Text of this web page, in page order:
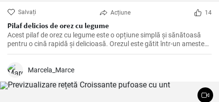
Salvați Acțiune 14
Pilaf delicios de orez cu legume
Acest pilaf de orez cu legume este o opțiune simplă și sănătoasă
pentru o cină rapidă și delicioasă. Orezul este gătit într-un amestec
aromat de legume, iar adăugarea de legume proaspete aduce o
Marcela_Marce